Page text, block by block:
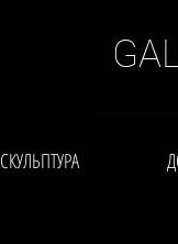
СКУЛЬПТУРА